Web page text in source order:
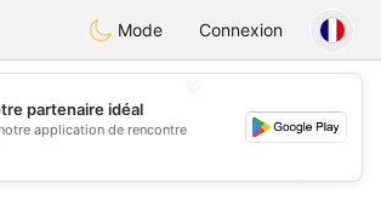
EkteNordmenn
Mode Connexion
💕
partenaire idéal
application de rencontre